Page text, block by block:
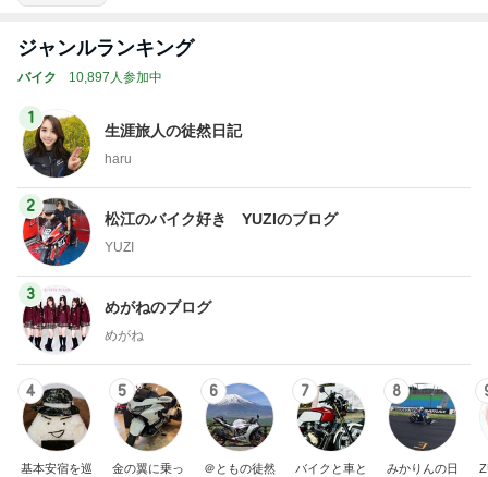
ジャンルランキング
バイク 10,897人参加中
1
生涯旅人の徒然日記
haru
2
松江のバイク好き YUZIのブログ
YUZI
3
めがねのブログ
めがね
4
基本安宿を巡
5
金の翼に乗っ
6
＠ともの徒然
7
バイクと車と
8
みかりんの日